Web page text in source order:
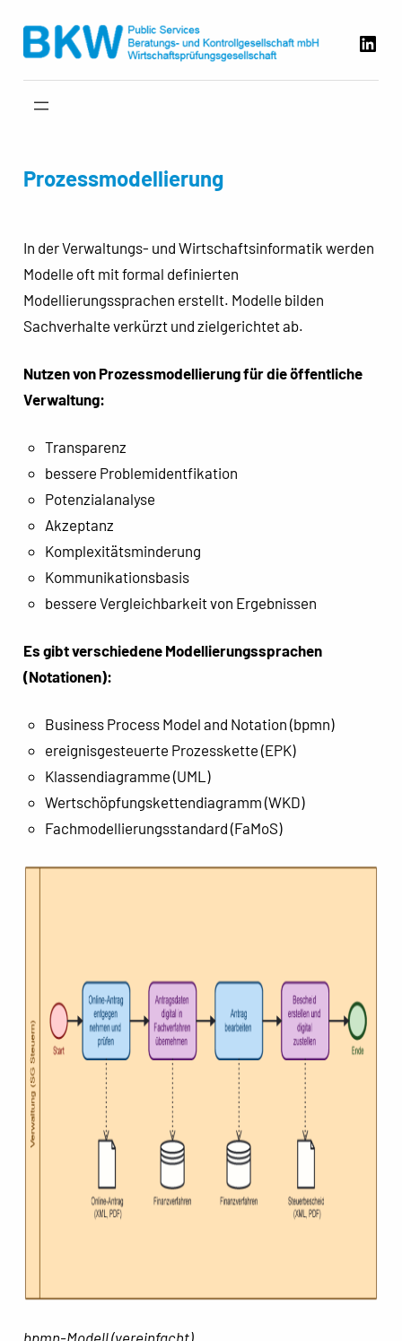
Inhalt
Prozessmodellierung
In der Verwaltungs- und Wirtschaftsinformatik werden
Modelle oft mit formal definierten
Modellierungssprachen erstellt. Modelle bilden
Sachverhalte verkürzt und zielgerichtet ab.
Nutzen von Prozessmodellierung für die öffentliche
Verwaltung:
Transparenz
bessere Problemidentfikation
Potenzialanalyse
Akzeptanz
Komplexitätsminderung
Kommunikationsbasis
bessere Vergleichbarkeit von Ergebnissen
Es gibt verschiedene Modellierungssprachen
(Notationen):
Business Process Model and Notation (bpmn)
ereignisgesteuerte Prozesskette (EPK)
Klassendiagramme (UML)
Wertschöpfungskettendiagramm (WKD)
Fachmodellierungsstandard (FaMoS)
bpmn-Modell (vereinfacht)